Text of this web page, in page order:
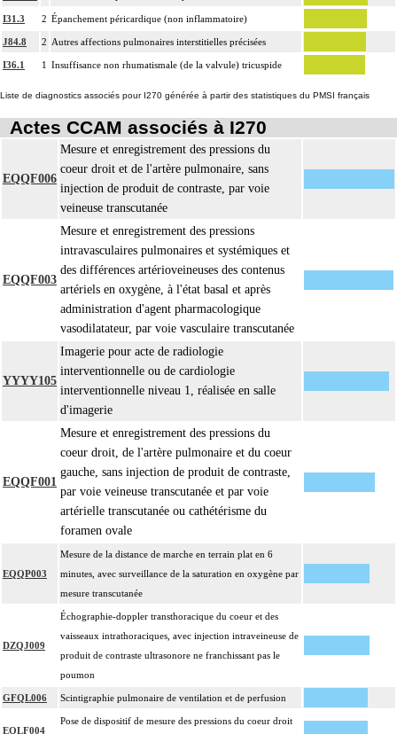
I31.3 2 Épanchement péricardique (non inflammatoire)
J84.8 2 Autres affections pulmonaires interstitielles précisées
I36.1 1 Insuffisance non rhumatismale (de la valvule) tricuspide
Liste de diagnostics associés pour I270 générée à partir des statistiques du PMSI français
Actes CCAM associés à I270
EQQF006
Mesure et enregistrement des pressions du
coeur droit et de l'artère pulmonaire, sans
injection de produit de contraste, par voie
veineuse transcutanée
EQQF003
Mesure et enregistrement des pressions
intravasculaires pulmonaires et systémiques et
des différences artérioveineuses des contenus
artériels en oxygène, à l'état basal et après
administration d'agent pharmacologique
vasodilatateur, par voie vasculaire transcutanée
YYYY105
Imagerie pour acte de radiologie
interventionnelle ou de cardiologie
interventionnelle niveau 1, réalisée en salle
d'imagerie
EQQF001
Mesure et enregistrement des pressions du
coeur droit, de l'artère pulmonaire et du coeur
gauche, sans injection de produit de contraste,
par voie veineuse transcutanée et par voie
artérielle transcutanée ou cathétérisme du
foramen ovale
EQQP003
Mesure de la distance de marche en terrain plat en 6
minutes, avec surveillance de la saturation en oxygène par
mesure transcutanée
DZQJ009
Échographie-doppler transthoracique du coeur et des
vaisseaux intrathoraciques, avec injection intraveineuse de
produit de contraste ultrasonore ne franchissant pas le
poumon
GFQL006 Scintigraphie pulmonaire de ventilation et de perfusion
EQLF004
Pose de dispositif de mesure des pressions du coeur droit